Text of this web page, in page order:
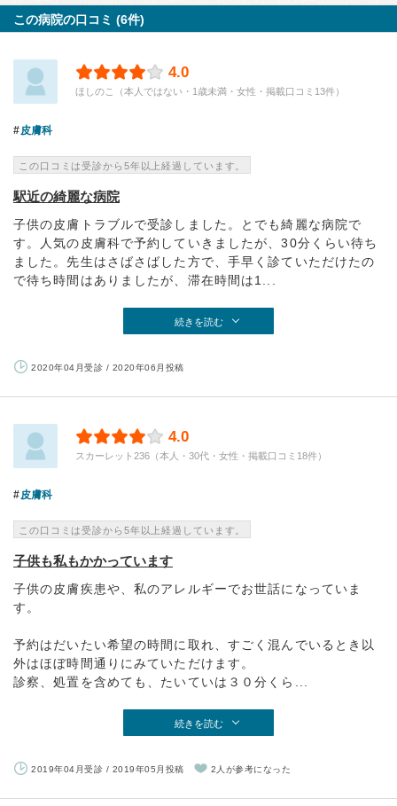
この病院の口コミ (6件)
4.0
ほしのこ（本人ではない・1歳未満・女性・掲載口コミ13件）
皮膚科
この口コミは受診から5年以上経過しています。
駅近の綺麗な病院
子供の皮膚トラブルで受診しました。とでも綺麗な病院で
す。人気の皮膚科で予約していきましたが、30分くらい待ち
ました。先生はさばさばした方で、手早く診ていただけたの
で待ち時間はありましたが、滞在時間は1...
続きを読む
2020年04月受診 / 2020年06月投稿
4.0
スカーレット236（本人・30代・女性・掲載口コミ18件）
皮膚科
この口コミは受診から5年以上経過しています。
子供も私もかかっています
子供の皮膚疾患や、私のアレルギーでお世話になっていま
す。
予約はだいたい希望の時間に取れ、すごく混んでいるとき以
外はほぼ時間通りにみていただけます。
診察、処置を含めても、たいていは３０分くら...
続きを読む
2019年04月受診 / 2019年05月投稿 2人が参考になった